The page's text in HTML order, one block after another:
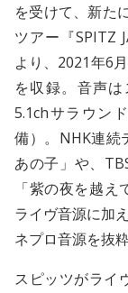
を受けて、新た
ツアー『SPITZ
より、2021年6
を収録。音声
5.1chサラウン
備）。NHK連続
あの子」や、
「紫の夜を越え
ライヴ音源に加
ネプロ音源を抜
スピッツがライ